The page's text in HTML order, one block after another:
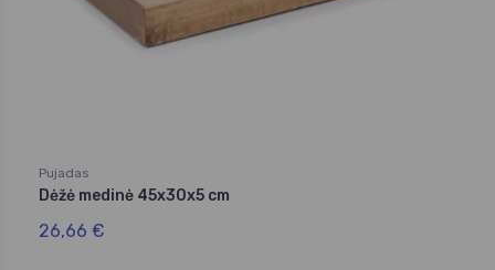
Pujadas
Dėžė medinė 45x30x5 cm
26,66 €